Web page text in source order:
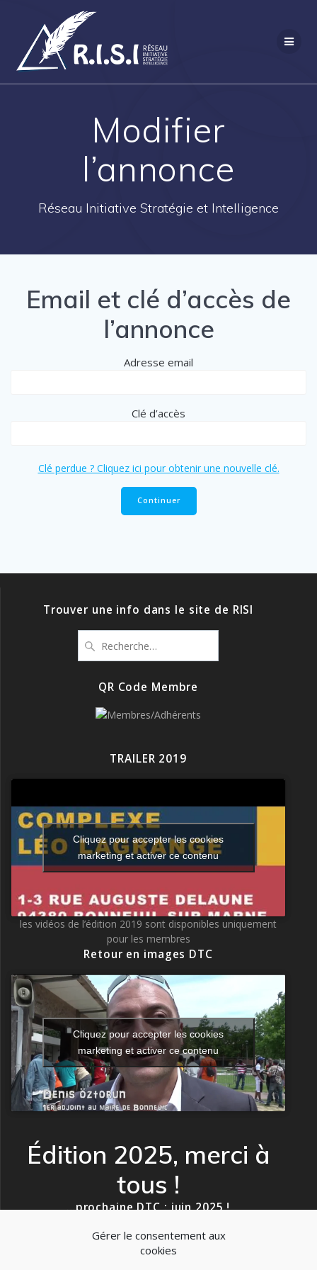
Gérer le consentement aux
cookies
Modifier
l’annonce
Réseau Initiative Stratégie et Intelligence
Email et clé d’accès de
l’annonce
Adresse email
Clé d’accès
Clé perdue ? Cliquez ici pour obtenir une nouvelle clé.
Trouver une info dans le site de RISI
pour
QR Code Membre
TRAILER 2019
Cliquez pour accepter les cookies
marketing et activer ce contenu
les vidéos de l’édition 2019 sont disponibles uniquement
pour les membres
Retour en images DTC
Cliquez pour accepter les cookies
marketing et activer ce contenu
Édition 2025, merci à
tous !
…prochaine DTC : juin 2025 !